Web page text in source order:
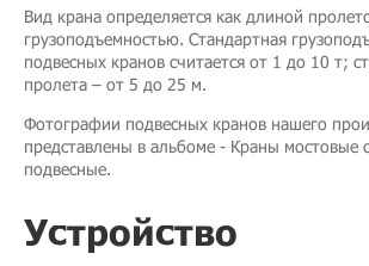
Вид крана определяется как длиной
грузоподъемностью. Стандартная
подвесных кранов считается от 1 до 10 т;
пролета – от 5 до 25 м.
Фотографии подвесных кранов нашего
представлены в альбоме - Краны мостовые
подвесные.
Устройство